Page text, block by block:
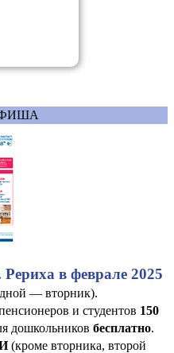
в феврале 2025
— вторник).
и студентов 150
дошкольников бесплатно.
(кроме вторника, второй